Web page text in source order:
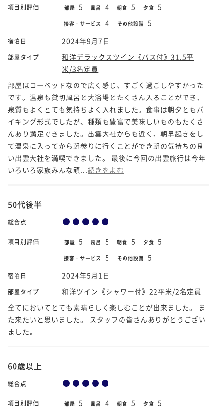
項目別評価 部屋 5 風呂 4 朝食 5 夕食 5
接客・サービス 4 その他設備 5
宿泊日 2024年9月7日
部屋タイプ
和洋デラックスツイン《バス付》31.5平
米/3名定員
部屋はローベッドなので広く感じ、すごく過ごしやすかった
です。温泉も貸切風呂と大浴場とたくさん入ることができ、
泉質もよくとても気持ちよく入れました。食事は朝夕ともバ
イキング形式でしたが、種類も豊富で美味しいものもたくさ
んあり満足できました。出雲大社からも近く、朝早起きをし
て温泉に入ってから朝参りに行くことができ朝の気持ちの良
い出雲大社を満喫できました。 最後に今回の出雲旅行は今年
いろいろ家族みんな頑... 続きをよむ
50代後半
総合点
項目別評価 部屋 5 風呂 5 朝食 5 夕食 5
接客・サービス 5 その他設備 5
宿泊日 2024年5月1日
部屋タイプ
和洋ツイン《シャワー付》22平米/2名定員
全てにおいてとても素晴らしく楽しむことが出来ました。 ま
た来たいと思いました。 スタッフの皆さんありがとうござい
ました。
60歳以上
総合点
項目別評価 部屋 5 風呂 4 朝食 5 夕食 5